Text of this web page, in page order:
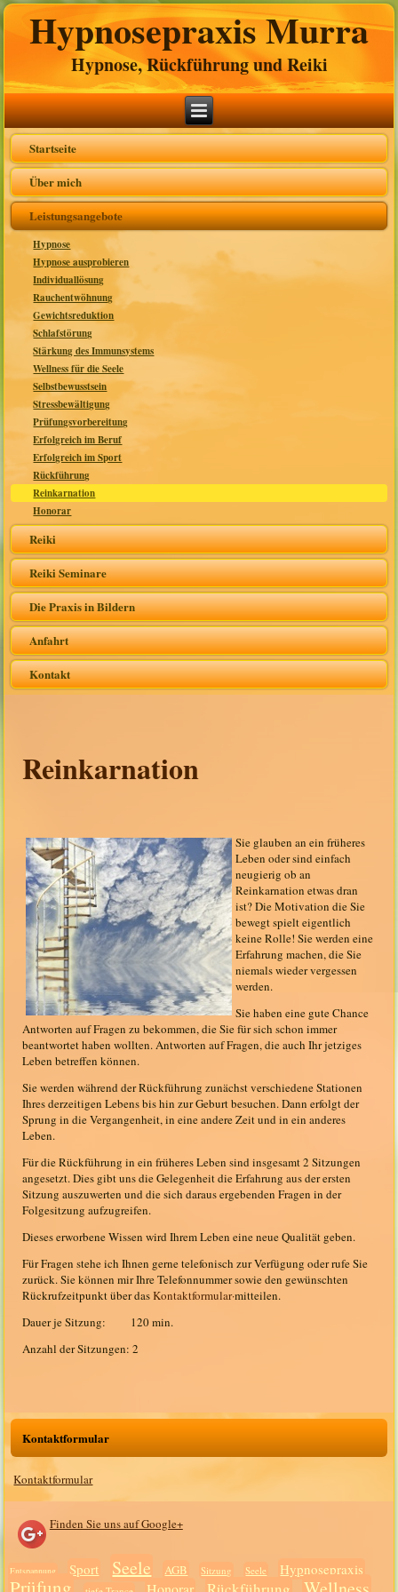
Hypnosepraxis Murra
Hypnose, Rückführung und Reiki
Startseite
Über mich
Leistungsangebote
Hypnose
Hypnose ausprobieren
Individuallösung
Rauchentwöhnung
Gewichtsreduktion
Schlafstörung
Stärkung des Immunsystems
Wellness für die Seele
Selbstbewusstsein
Stressbewältigung
Prüfungsvorbereitung
Erfolgreich im Beruf
Erfolgreich im Sport
Rückführung
Reinkarnation
Honorar
Reiki
Reiki Seminare
Die Praxis in Bildern
Anfahrt
Kontakt
Reinkarnation
Sie glauben an ein früheres
Leben oder sind einfach
neugierig ob an
Reinkarnation etwas dran
ist? Die Motivation die Sie
bewegt spielt eigentlich
keine Rolle! Sie werden eine
Erfahrung machen, die Sie
niemals wieder vergessen
werden.
Sie haben eine gute Chance
Antworten auf Fragen zu bekommen, die Sie für sich schon immer
beantwortet haben wollten. Antworten auf Fragen, die auch Ihr jetziges
Leben betreffen können.
Sie werden während der Rückführung zunächst verschiedene Stationen
Ihres derzeitigen Lebens bis hin zur Geburt besuchen. Dann erfolgt der
Sprung in die Vergangenheit, in eine andere Zeit und in ein anderes
Leben.
Für die Rückführung in ein früheres Leben sind insgesamt 2 Sitzungen
angesetzt. Dies gibt uns die Gelegenheit die Erfahrung aus der ersten
Sitzung auszuwerten und die sich daraus ergebenden Fragen in der
Folgesitzung aufzugreifen.
Dieses erworbene Wissen wird Ihrem Leben eine neue Qualität geben.
Für Fragen stehe ich Ihnen gerne telefonisch zur Verfügung oder rufe Sie
zurück. Sie können mir Ihre Telefonnummer sowie den gewünschten
Rückrufzeitpunkt über dasKontaktformular·mitteilen.
Dauer je Sitzung: 120 min.
Anzahl der Sitzungen: 2
Kontaktformular
Kontaktformular
Finden Sie uns auf Google+
Entspannung Sport Seele AGB Sitzung Seele Hypnosepraxis